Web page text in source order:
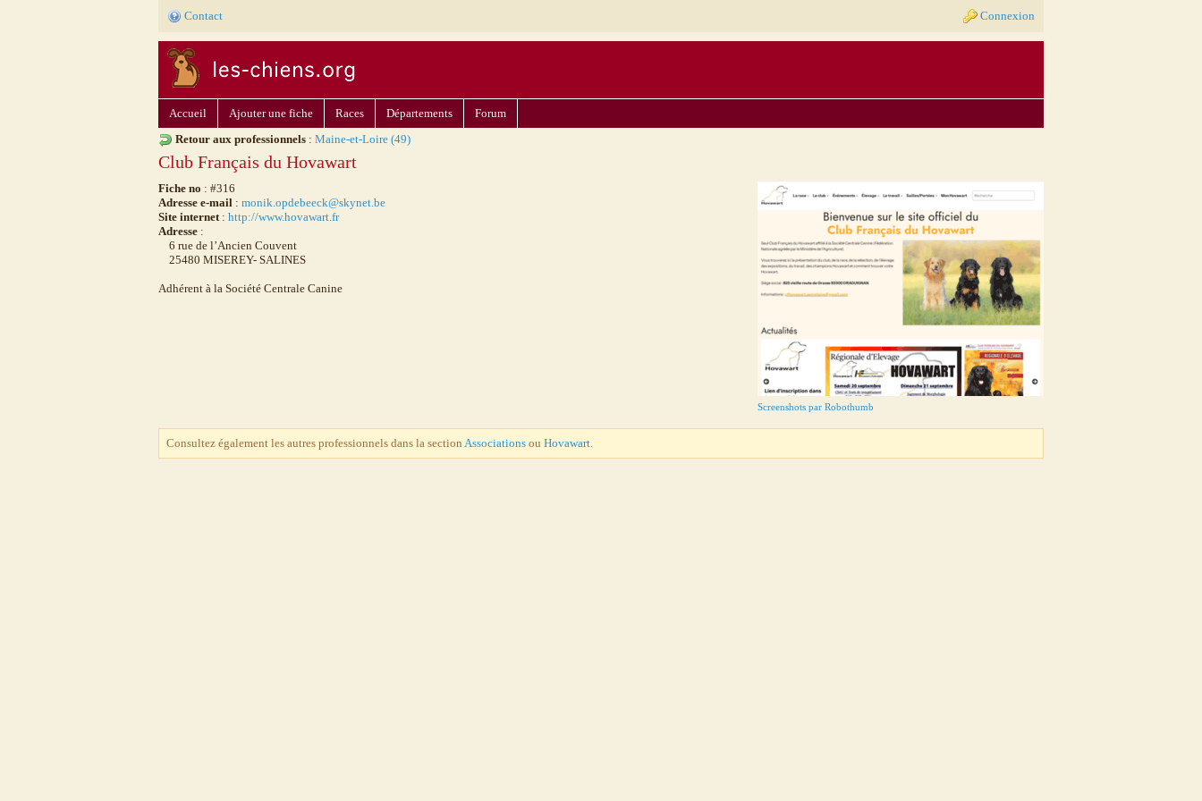
Contact Connexion
Accueil Ajouter une fiche Races Départements
Forum
Retour aux professionnels : Maine-et-Loire (49)
Club Français du Hovawart
Fiche no : #316
Adresse e-mail : monik.opdebeeck@skynet.be
Site internet: http://www.hovawart.fr
Adresse :
6 rue de l’Ancien Couvent
25480 MISEREY- SALINES
Adhérent à la Société Centrale Canine
Screenshots par Robothumb
Consultez également les autres professionnels dans la section Associations ou Hovawart.